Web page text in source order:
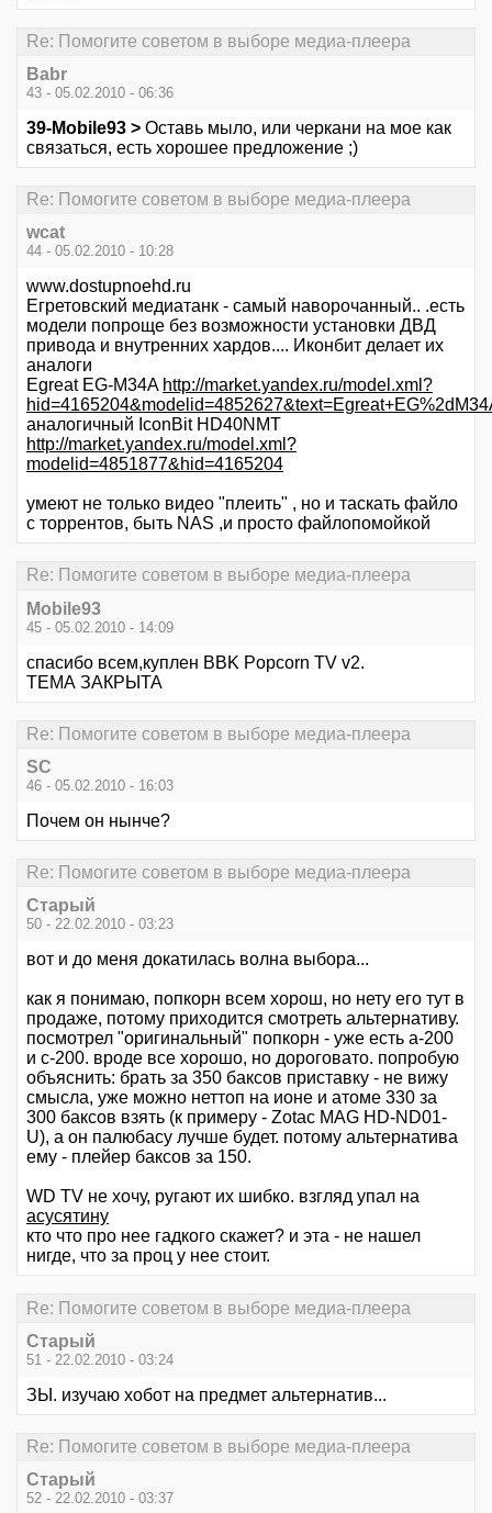
Re: Помогите советом в выборе медиа-плеера
Babr
43 - 05.02.2010 - 06:36
39-Mobile93 > Оставь мыло, или черкани на мое как
связаться, есть хорошее предложение ;)
Re: Помогите советом в выборе медиа-плеера
wcat
44 - 05.02.2010 - 10:28
www.dostupnoehd.ru
Егретовский медиатанк - самый наворочанный.. .есть
модели попроще без возможности установки ДВД
привода и внутренних хардов.... Иконбит делает их
аналоги
Egreat EG-M34A http://market.yandex.ru/model.xml?
аналогичный IconBit HD40NMT
http://market.yandex.ru/model.xml?
modelid=4851877&hid=4165204
умеют не только видео "плеить" , но и таскать файло
с торрентов, быть NAS ,и просто файлопомойкой
Re: Помогите советом в выборе медиа-плеера
Mobile93
45 - 05.02.2010 - 14:09
спасибо всем,куплен BBK Popcorn TV v2.
ТЕМА ЗАКРЫТА
Re: Помогите советом в выборе медиа-плеера
SC
46 - 05.02.2010 - 16:03
Почем он нынче?
Re: Помогите советом в выборе медиа-плеера
Старый
50 - 22.02.2010 - 03:23
вот и до меня докатилась волна выбора...
как я понимаю, попкорн всем хорош, но нету его тут в
продаже, потому приходится смотреть альтернативу.
посмотрел "оригинальный" попкорн - уже есть а-200
и с-200. вроде все хорошо, но дороговато. попробую
объяснить: брать за 350 баксов приставку - не вижу
смысла, уже можно неттоп на ионе и атоме 330 за
300 баксов взять (к примеру - Zotac MAG HD-ND01-
U), а он палюбасу лучше будет. потому альтернатива
ему - плейер баксов за 150.
WD TV не хочу, ругают их шибко. взгляд упал на
асусятину
кто что про нее гадкого скажет? и эта - не нашел
нигде, что за проц у нее стоит.
Re: Помогите советом в выборе медиа-плеера
Старый
51 - 22.02.2010 - 03:24
ЗЫ. изучаю хобот на предмет альтернатив...
Re: Помогите советом в выборе медиа-плеера
Старый
52 - 22.02.2010 - 03:37